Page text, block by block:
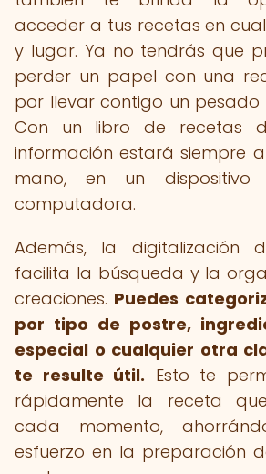
acceder a tus recetas en
y lugar. Ya no tendrás que
perder un papel con una
por llevar contigo un pesado
Con un libro de recetas
información estará siempre
mano, en un
computadora.
Además, la digitalización
facilita la búsqueda y la
creaciones. Puedes
por tipo de postre,
especial o cualquier otra
te resulte útil. Esto te
rápidamente la receta
cada momento,
esfuerzo en la preparación